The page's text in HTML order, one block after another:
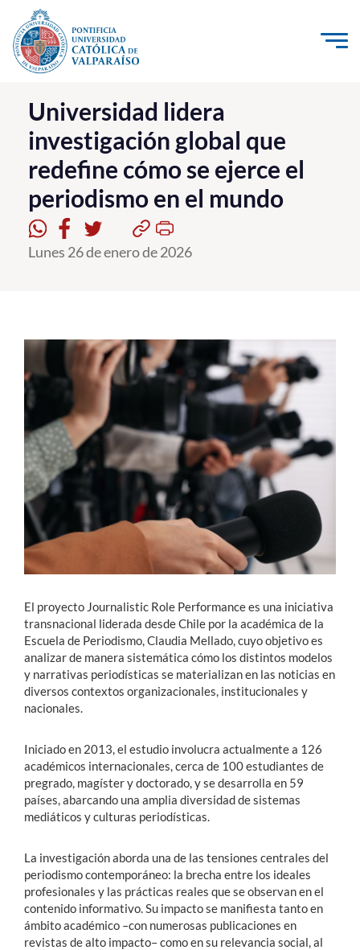
Click acá para ir directamente al contenido
La Universidad
Investigación, Creación e Innovación
PUCV Internacional
Vinculación con el Medio
Admisión
Formación Continua
Estudiantes
Académicos
Funcionarios
Alumni
English
Universidad lidera
investigación global que
redefine cómo se ejerce el
periodismo en el mundo
Lunes 26 de enero de 2026
El proyecto Journalistic Role Performance es una iniciativa
transnacional liderada desde Chile por la académica de la
Escuela de Periodismo, Claudia Mellado, cuyo objetivo es
analizar de manera sistemática cómo los distintos modelos
y narrativas periodísticas se materializan en las noticias en
diversos contextos organizacionales, institucionales y
nacionales.
Iniciado en 2013, el estudio involucra actualmente a 126
académicos internacionales, cerca de 100 estudiantes de
pregrado, magíster y doctorado, y se desarrolla en 59
países, abarcando una amplia diversidad de sistemas
mediáticos y culturas periodísticas.
La investigación aborda una de las tensiones centrales del
periodismo contemporáneo: la brecha entre los ideales
profesionales y las prácticas reales que se observan en el
contenido informativo. Su impacto se manifiesta tanto en
ámbito académico –con numerosas publicaciones en
revistas de alto impacto– como en su relevancia social, al